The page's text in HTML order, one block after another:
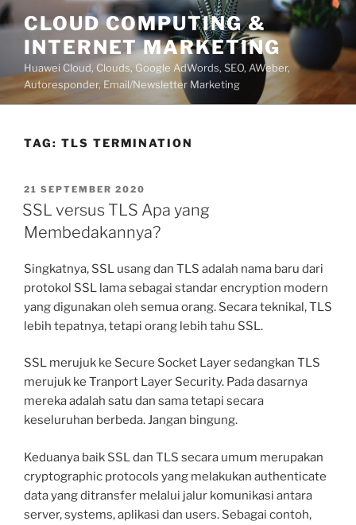
Lompat
ke
konten
CLOUD COMPUTING &
INTERNET MARKETING
Huawei Cloud, Clouds, Google AdWords, SEO, AWeber,
Autoresponder, Email/Newsletter Marketing
TAG: TLS TERMINATION
DIPOSKAN
PADA
21 SEPTEMBER 2020
SSL versus TLS Apa yang
Membedakannya?
Singkatnya, SSL usang dan TLS adalah nama baru dari
protokol SSL lama sebagai standar encryption modern
yang digunakan oleh semua orang. Secara teknikal, TLS
lebih tepatnya, tetapi orang lebih tahu SSL.
SSL merujuk ke Secure Socket Layer sedangkan TLS
merujuk ke Tranport Layer Security. Pada dasarnya
mereka adalah satu dan sama tetapi secara
keseluruhan berbeda. Jangan bingung.
Keduanya baik SSL dan TLS secara umum merupakan
cryptographic protocols yang melakukan authenticate
data yang ditransfer melalui jalur komunikasi antara
server, systems, aplikasi dan users. Sebagai contoh,